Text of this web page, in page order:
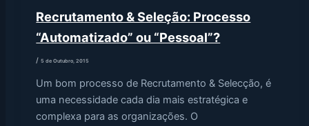
Recrutamento & Seleção: Processo
“Automatizado” ou “Pessoal”?
/5 de Outubro, 2015
Um bom processo de Recrutamento & Selecção, é
uma necessidade cada dia mais estratégica e
complexa para as organizações. O